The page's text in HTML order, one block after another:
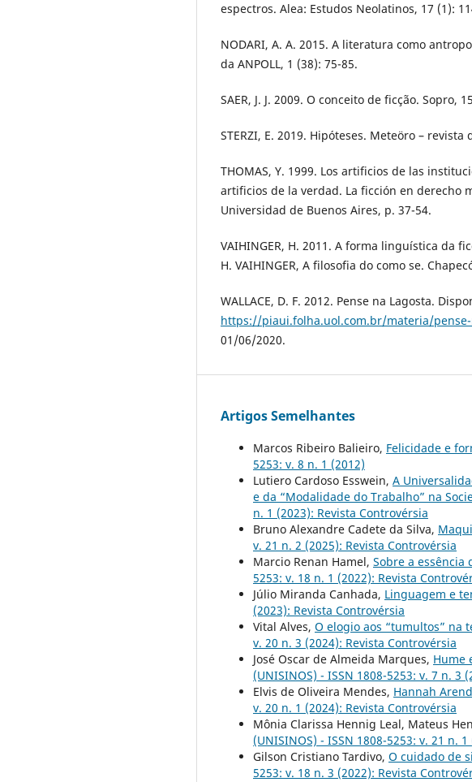
espectros. Alea: Estudos Neolatinos, 17 (1):
NODARI, A. A. 2015. A literatura como
da ANPOLL, 1 (38): 75-85.
SAER, J. J. 2009. O conceito de ficção. Sopro,
STERZI, E. 2019. Hipóteses. Meteöro – revista
THOMAS, Y. 1999. Los artificios de las
artificios de la verdad. La ficción en derecho
Universidad de Buenos Aires, p. 37-54.
VAIHINGER, H. 2011. A forma linguística da
H. VAIHINGER, A filosofia do como se.
WALLACE, D. F. 2012. Pense na Lagosta.
https://piaui.folha.uol.com.br/materia/
01/06/2020.
Artigos Semelhantes
Marcos Ribeiro Balieiro, Felicidade e
5253: v. 8 n. 1 (2012)
Lutiero Cardoso Esswein, A
e da “Modalidade do Trabalho” na
n. 1 (2023): Revista Controvérsia
Bruno Alexandre Cadete da Silva,
v. 21 n. 2 (2025): Revista Controvérsia
Marcio Renan Hamel, Sobre a essência
5253: v. 18 n. 1 (2022): Revista
Júlio Miranda Canhada, Linguagem e
(2023): Revista Controvérsia
Vital Alves, O elogio aos “tumultos” na
v. 20 n. 3 (2024): Revista Controvérsia
José Oscar de Almeida Marques, Hume
(UNISINOS) - ISSN 1808-5253: v. 7 n. 3
Elvis de Oliveira Mendes, Hannah
v. 20 n. 1 (2024): Revista Controvérsia
Mônia Clarissa Hennig Leal, Mateus
(UNISINOS) - ISSN 1808-5253: v. 21 n.
Gilson Cristiano Tardivo, O cuidado de
5253: v. 18 n. 3 (2022): Revista